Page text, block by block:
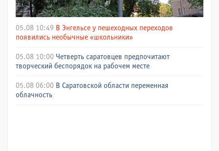
05.08 10:49 В Энгельсе у пешеходных переходов
появились необычные «школьники»
05.08 10:00 Четверть саратовцев предпочитают
творческий беспорядок на рабочем месте
05.08 06:00 В Саратовской области переменная
облачность